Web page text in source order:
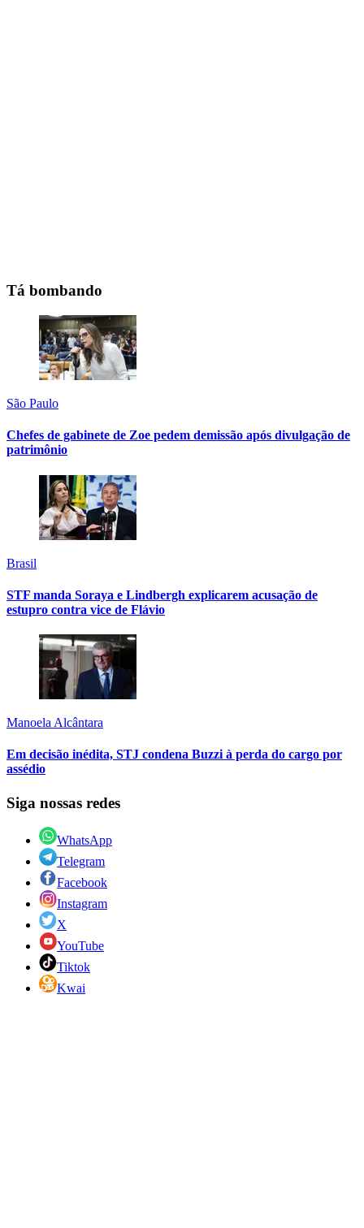
Tá bombando
São Paulo
Chefes de gabinete de Zoe pedem demissão após divulgação de
patrimônio
Brasil
STF manda Soraya e Lindbergh explicarem acusação de
estupro contra vice de Flávio
Manoela Alcântara
Em decisão inédita, STJ condena Buzzi à perda do cargo por
assédio
Siga nossas redes
WhatsApp
Telegram
Facebook
Instagram
X
YouTube
Tiktok
Kwai